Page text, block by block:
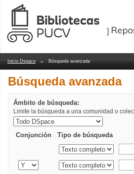
Búsqueda avanzada
Repositorio Dspace/Manakin
Inicio Dspace → Búsqueda avanzada
Búsqueda avanzada
Ámbito de búsqueda:
Limite la búsqueda a una comunidad o
Conjunción Tipo de búsqueda